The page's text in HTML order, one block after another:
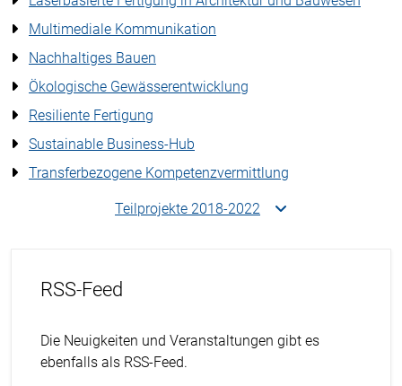
Multimediale Kommunikation
Nachhaltiges Bauen
Ökologische Gewässerentwicklung
Resiliente Fertigung
Sustainable Business-Hub
Transferbezogene Kompetenzvermittlung
Teilprojekte 2018-2022
RSS-Feed
Die Neuigkeiten und Veranstaltungen gibt es
ebenfalls als RSS-Feed.